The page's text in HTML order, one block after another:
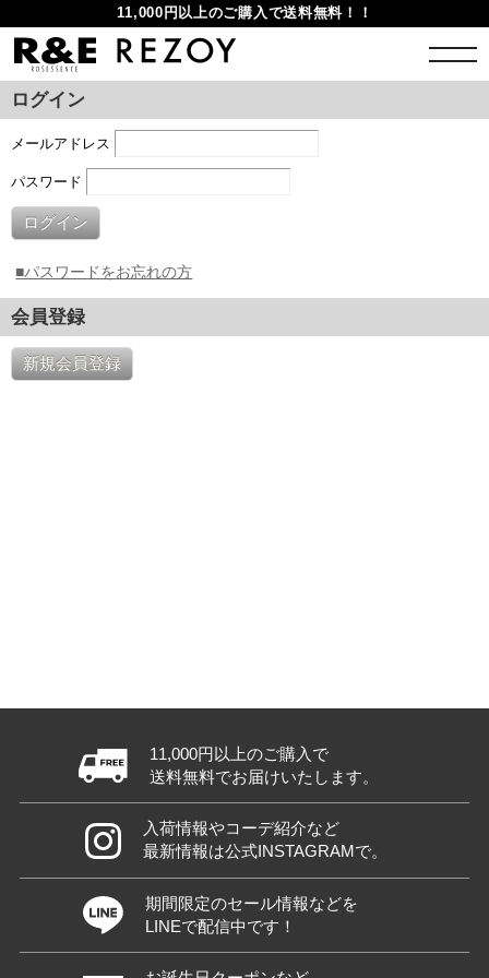
11,000円以上のご購入で送料無料！！
ログイン
メールアドレス
パスワード
ログイン
■パスワードをお忘れの方
会員登録
新規会員登録
11,000円以上のご購入で
送料無料でお届けいたします。
入荷情報やコーデ紹介など
最新情報は公式INSTAGRAMで。
期間限定のセール情報などを
LINEで配信中です！